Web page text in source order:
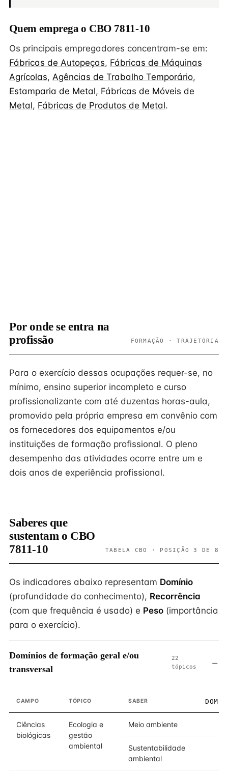
Quem emprega o CBO 7811-10
Os principais empregadores concentram-se em:
Fábricas de Autopeças, Fábricas de Máquinas
Agrícolas, Agências de Trabalho Temporário,
Estamparia de Metal, Fábricas de Móveis de
Metal, Fábricas de Produtos de Metal.
Por onde se entra na
profissão
FORMAÇÃO · TRAJETÓRIA
Para o exercício dessas ocupações requer-se, no
mínimo, ensino superior incompleto e curso
profissionalizante com até duzentas horas-aula,
promovido pela própria empresa em convênio com
os fornecedores dos equipamentos e/ou
instituições de formação profissional. O pleno
desempenho das atividades ocorre entre um e
dois anos de experiência profissional.
Saberes que
sustentam o CBO
7811-10
TABELA CBO · POSIÇÃO 3 DE 8
Os indicadores abaixo representam Domínio
(profundidade do conhecimento), Recorrência
(com que frequência é usado) e Peso (importância
para o exercício).
Domínios de formação geral e/ou
transversal
22
tópicos
CAMPO TÓPICO SABER
Ciências
biológicas
Ecologia e
gestão
ambiental
Meio ambiente
Sustentabilidade
ambiental